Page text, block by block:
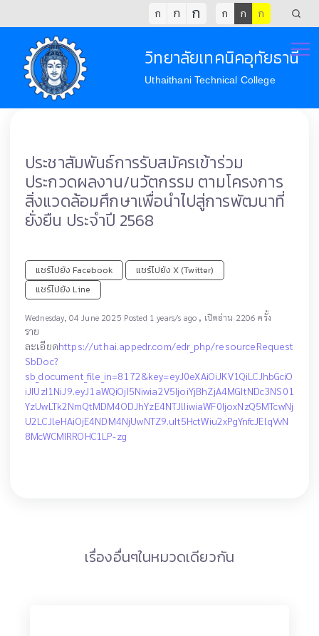
ก ก ก ก ก ก
วิทยาลัยเทคนิคอุทัยธานี
Uthaithani Technical College
ประชาสัมพันธ์การรับสมัครเข้าร่วม
ประกวดผลงาน/นวัตกรรม ตามโครงการ
สิ่งแวดล้อมศึกษาเพื่อนำไปสู่การพัฒนาที่
ยั่งยืน ประจำปี 2568
แชร์ไปยัง Facebook
แชร์ไปยัง X (Twitter)
แชร์ไปยัง Line
Wednesday, 04 June 2025 Posted 1 years/s ago , เปิดอ่าน 2206 ครั้ง
ราย
ละเอียดhttps://uthai.appedr.com/edr_php/resourceRequest
SbDoc?
sb_document_file_in=8172&key=eyJ0eXAiOiJKV1QiLCJhbGciO
iJIUzI1NiJ9.eyJ1aWQiOjI5Niwia2V5IjoiYjBhZjA4MGItNDc3NS01
YzUwLTk2NmQtMDM4ODJhYzE4NTJlIiwiaWF0IjoxNzQ5MTcwNj
U2LCJleHAiOjE4NDM4NjUwNTZ9.uIt5HctWiu2xPgYnfcJElqVvN
8McWCMIRROHC1LP-zg
เรื่องอื่นๆในหมวดเดียวกัน